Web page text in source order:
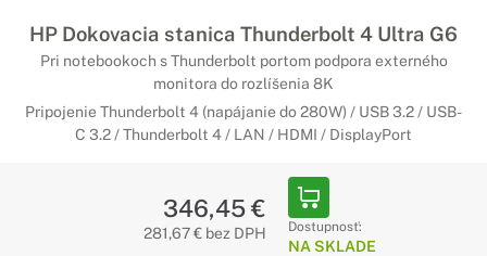
HP Dokovacia stanica Thunderbolt 4 Ultra G6
Pri notebookoch s Thunderbolt portom podpora externého
monitora do rozlíšenia 8K
Pripojenie Thunderbolt 4 (napájanie do 280W) / USB 3.2 / USB-
C 3.2 / Thunderbolt 4 / LAN / HDMI / DisplayPort
346,45 €
281,67 € bez DPH Dostupnosť:
NA SKLADE